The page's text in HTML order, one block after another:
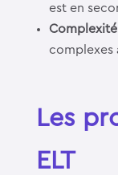
est en
Complexité
complexes
Les
ELT